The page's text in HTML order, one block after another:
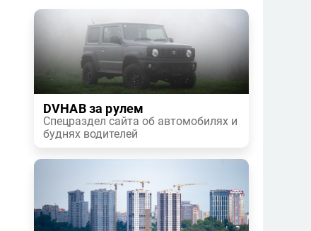
DVHAB за рулем
Спецраздел сайта об автомобилях и
буднях водителей